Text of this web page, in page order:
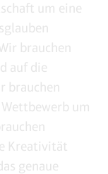
um eine
brauchen
auf die
brauchen
um
Kreativität
genaue